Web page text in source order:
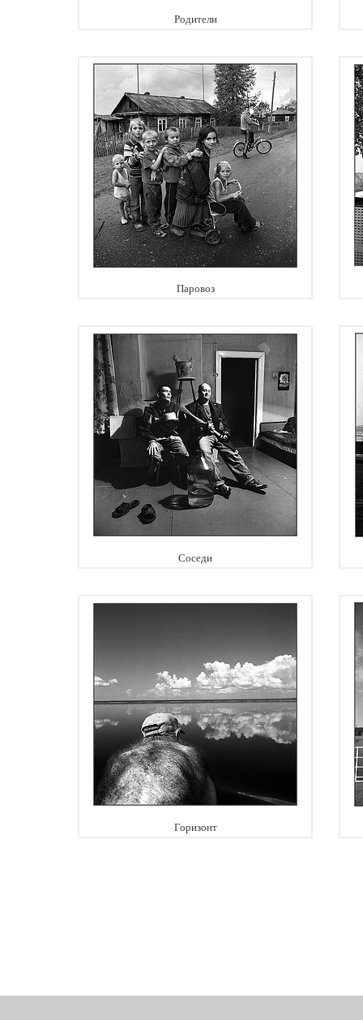
Родители
Паровоз
Соседи
Горизонт